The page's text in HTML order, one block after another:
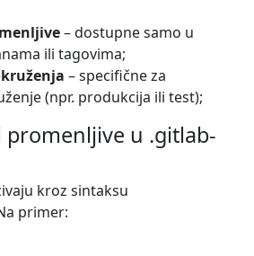
– dostupne samo u
ili tagovima;
– specifične za
(npr. produkcija ili test);
promenljive u .gitlab-
kroz sintaksu
primer: